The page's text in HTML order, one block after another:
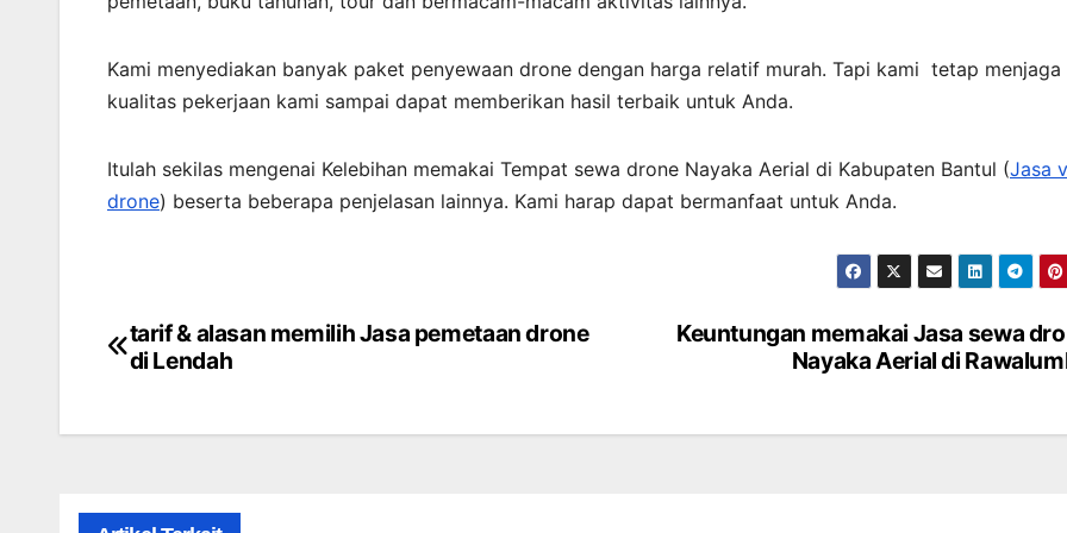
Kami menyediakan banyak paket penyewaan drone dengan harga relatif murah. Tapi kami tetap menjaga
kualitas pekerjaan kami sampai dapat memberikan hasil terbaik untuk Anda.
Itulah sekilas mengenai Kelebihan memakai Tempat sewa drone Nayaka Aerial di Kabupaten Bantul (Jasa
drone) beserta beberapa penjelasan lainnya. Kami harap dapat bermanfaat untuk Anda.
Post
Keuntungan memakai Jasa sewa
Nayaka Aerial di
tarif & alasan memilih Jasa pemetaan drone
di Lendah